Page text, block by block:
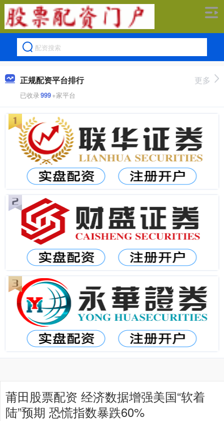
正规配资平台排行
已收录999+家平台
更多
莆田股票配资 经济数据增强美国“软着
陆”预期 恐慌指数暴跌60%